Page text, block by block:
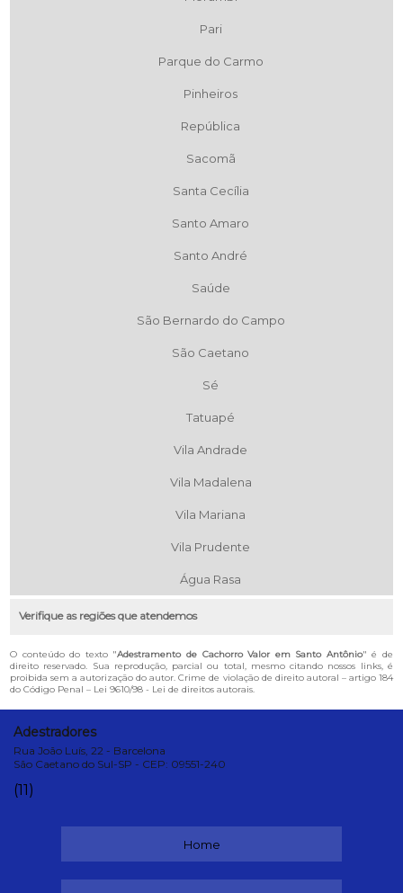
Pari
Parque do Carmo
Pinheiros
República
Sacomã
Santa Cecília
Santo Amaro
Santo André
Saúde
São Bernardo do Campo
São Caetano
Sé
Tatuapé
Vila Andrade
Vila Madalena
Vila Mariana
Vila Prudente
Água Rasa
Verifique as regiões que atendemos
O conteúdo do texto "Adestramento de Cachorro Valor em Santo Antônio" é de
direito reservado. Sua reprodução, parcial ou total, mesmo citando nossos links, é
proibida sem a autorização do autor. Crime de violação de direito autoral – artigo 184
do Código Penal – Lei 9610/98 - Lei de direitos autorais.
Adestradores
Rua João Luís, 22 - Barcelona
São Caetano do Sul-SP - CEP: 09551-240
(11)
Home